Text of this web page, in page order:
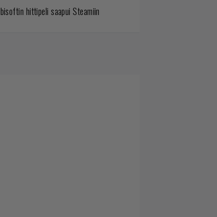
hittipeli saapui Steamiin